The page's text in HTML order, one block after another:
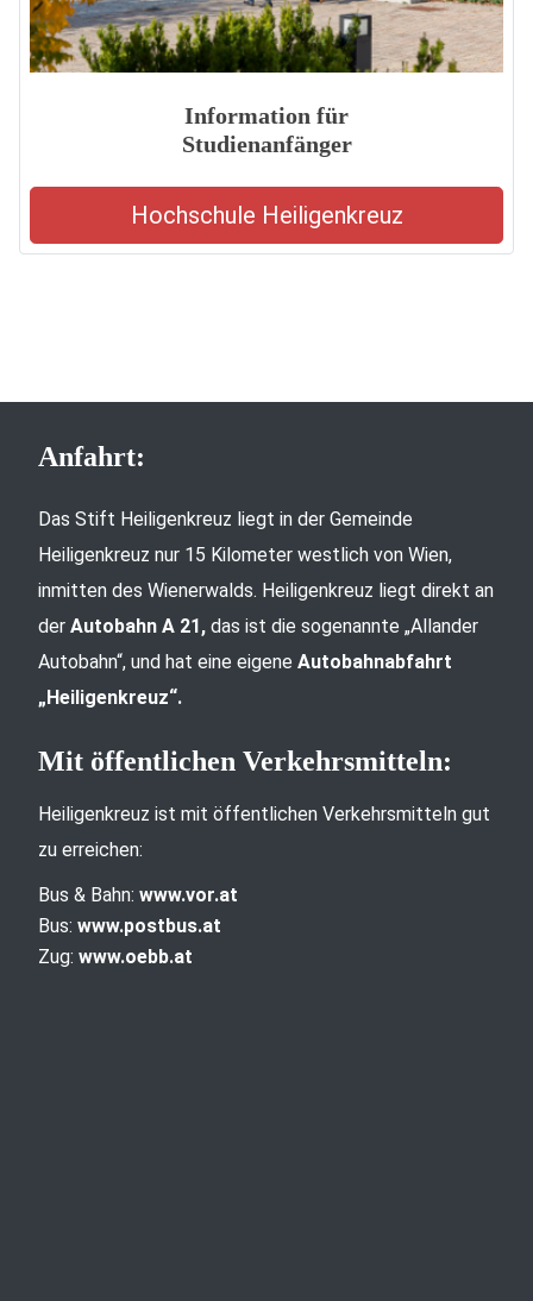
Information für
Studienanfänger
Hochschule Heiligenkreuz
Anfahrt:
Das Stift Heiligenkreuz liegt in der Gemeinde
Heiligenkreuz nur 15 Kilometer westlich von Wien,
inmitten des Wienerwalds. Heiligenkreuz liegt direkt an
der Autobahn A 21, das ist die sogenannte „Allander
Autobahn“, und hat eine eigene Autobahnabfahrt
„Heiligenkreuz“.
Mit öffentlichen Verkehrsmitteln:
Heiligenkreuz ist mit öffentlichen Verkehrsmitteln gut
zu erreichen:
Bus & Bahn: www.vor.at
Bus: www.postbus.at
Zug: www.oebb.at